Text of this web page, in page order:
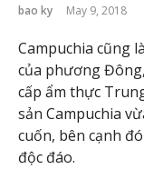
bao ky May 9, 2018
Campuchia cũng
của phương
cấp ẩm thực
sản Campuchia
cuốn, bên cạnh
độc đáo.